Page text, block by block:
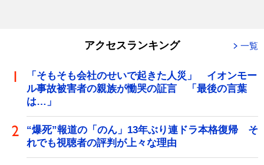
アクセスランキング 一覧
「そもそも会社のせいで起きた人災」 イオンモー
ル事故被害者の親族が慟哭の証言 「最後の言葉
は…」
“爆死”報道の「のん」13年ぶり連ドラ本格復帰 そ
れでも視聴者の評判が上々な理由